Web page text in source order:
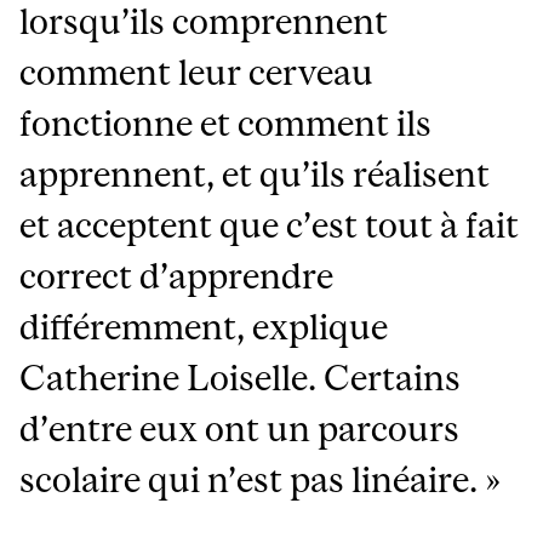
lorsqu’ils comprennent
comment leur cerveau
fonctionne et comment ils
apprennent, et qu’ils réalisent
et acceptent que c’est tout à fait
correct d’apprendre
différemment, explique
Catherine Loiselle. Certains
d’entre eux ont un parcours
scolaire qui n’est pas linéaire. »